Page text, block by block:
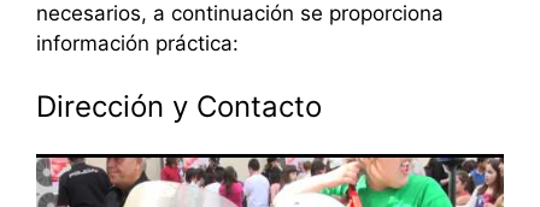
necesarios, a continuación se proporciona
información práctica:
Dirección y Contacto